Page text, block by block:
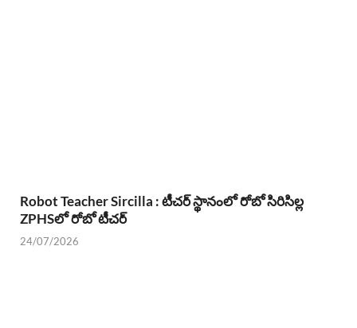
Robot Teacher Sircilla : టీచర్ స్థానంలో రోబో సిరిసిల్ల
ZPHSలో రోబో టీచర్
24/07/2026